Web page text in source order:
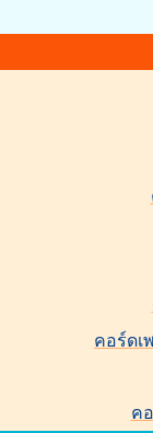
คอร์ดเ
ค